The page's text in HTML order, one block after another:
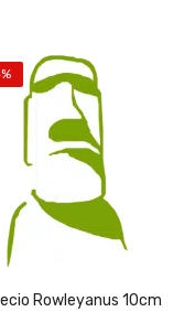
Rowleyanus 10cm